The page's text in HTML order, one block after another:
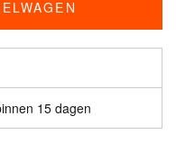
★★★★★
★★★★★
15 dagen